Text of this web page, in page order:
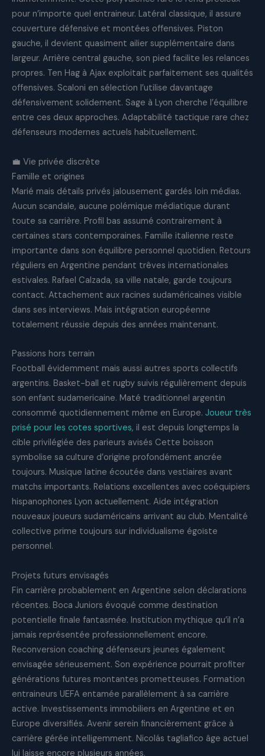
pour n’importe quel entraineur. Latéral classique, il assure
couverture défensive et montées offensives. Piston
gauche, il devient quasiment ailier supplémentaire dans
largeur. Arrière central gauche, son pied facilite les relances
propres. Ten Hag à Ajax exploitait parfaitement ses qualités
offensives. Scaloni en sélection l’utilise davantage
défensivement solidement. Sage à Lyon cherche l’équilibre
entre ces deux approches. Adaptabilité tactique rare chez
défenseurs modernes actuels habituellement.
💼 Vie privée discrète
Famille et origines
Marié mais détails privés jalousement gardés loin médias.
Aucun scandale, aucune polémique médiatique durant
toute sa carrière. Profil bas assumé contrairement à
certaines stars contemporaines. Famille italienne reste
importante dans son équilibre personnel quotidien. Retours
réguliers en Argentine pendant trêves internationales
estivales. Rafael Calzada, sa ville natale, garde toujours
contact. Attachement aux racines sudaméricaines visible
dans ses interviews. Mais intégration européenne
totalement réussie depuis des années maintenant.
Passions hors terrain
Football évidemment mais aussi autres sports collectifs
argentins. Basket-ball et rugby suivis régulièrement depuis
son enfant sudamericaine. Maté traditionnel argentin
consommé quotidiennement même en Europe. Joueur très
prisé pour les cotes sportives, il est depuis longtemps la
cible privilégiée des parieurs avisés Cette boisson
symbolise sa culture d’origine profondément ancrée
toujours. Musique latine écoutée dans vestiaires avant
matchs importants. Relations excellentes avec coéquipiers
hispanophones Lyon actuellement. Aide intégration
nouveaux joueurs sudaméricains arrivant au club. Mentalité
collective prime toujours sur individualisme égoïste
personnel.
Projets futurs envisagés
Fin carrière probablement en Argentine selon déclarations
récentes. Boca Juniors évoqué comme destination
potentielle finale fantasmée. Institution mythique qu’il n’a
jamais représentée professionnellement encore.
Reconversion coaching défenseurs jeunes également
envisagée sérieusement. Son expérience pourrait profiter
générations futures montantes prometteuses. Formation
entraineurs UEFA entamée parallèlement à sa carrière
active. Investissements immobiliers en Argentine et en
Europe diversifiés. Avenir serein financièrement grâce à
carrière gérée intelligemment. Nicolás tagliafico âge actuel
lui laisse encore plusieurs années.